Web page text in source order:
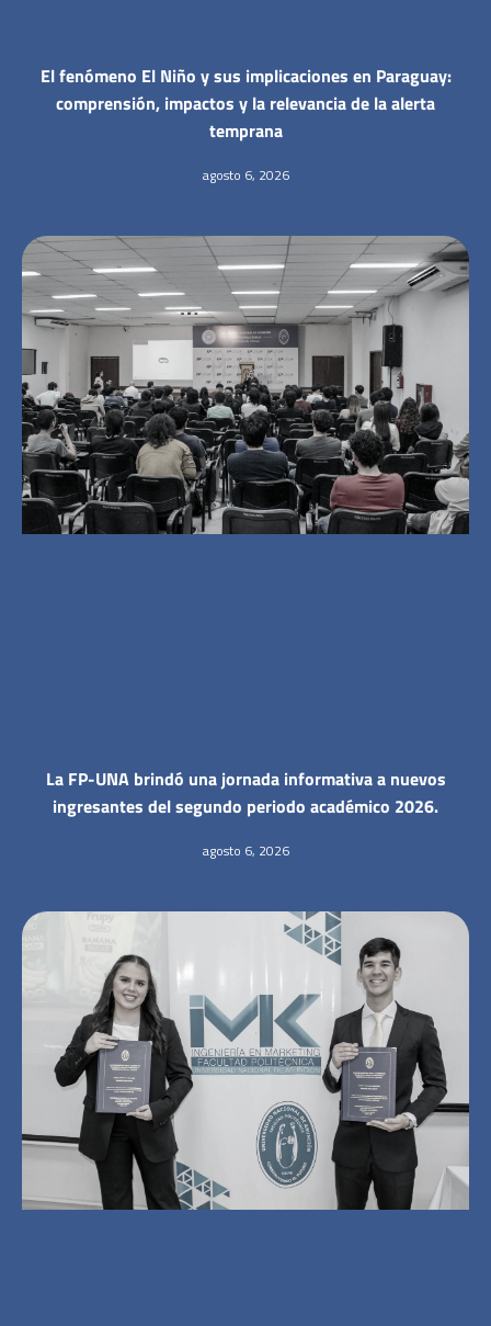
El fenómeno El Niño y sus implicaciones en Paraguay:
comprensión, impactos y la relevancia de la alerta
temprana
agosto 6, 2026
La FP-UNA brindó una jornada informativa a nuevos
ingresantes del segundo periodo académico 2026.
agosto 6, 2026